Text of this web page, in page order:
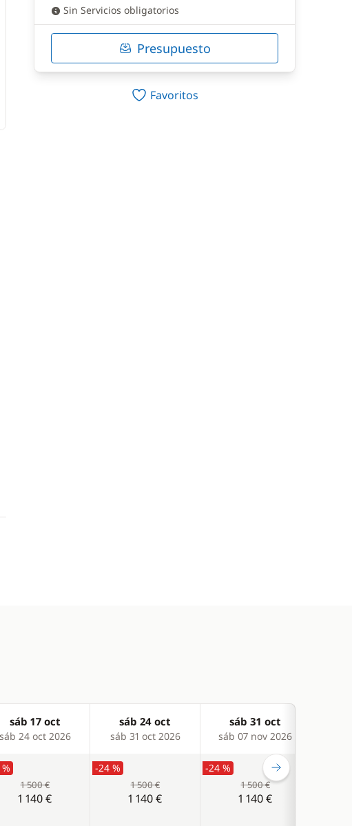
Sin Servicios obligatorios
Presupuesto
Favoritos
sáb 17 oct
sáb 24 oct 2026
sáb 24 oct
sáb 31 oct 2026
sáb 31 oct
sáb 07 nov 2026
1 500 €
1 140 €
-24 %
1 500 €
1 140 €
-24 %
1 500 €
1 140 €